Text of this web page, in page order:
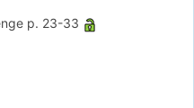
p. 23-33